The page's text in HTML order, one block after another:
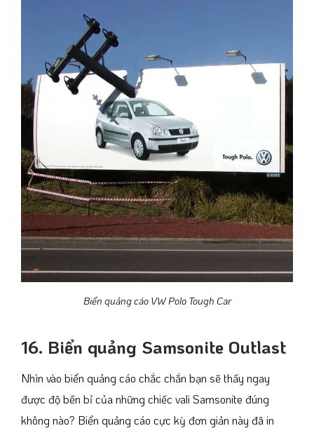
Biển quảng cáo VW Polo Tough Car
16. Biển quảng Samsonite Outlast
Nhìn vào biển quảng cáo chắc chắn bạn sẽ thấy ngay
được độ bền bỉ của những chiếc vali Samsonite đúng
không nào? Biển quảng cáo cực kỳ đơn giản này đã in